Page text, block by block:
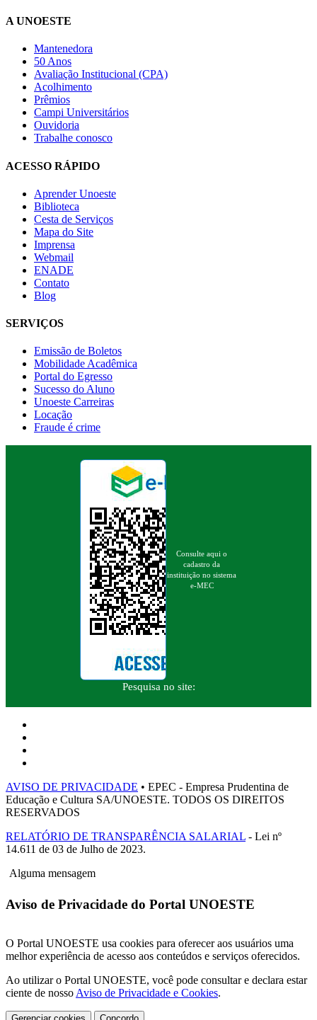
A UNOESTE
Mantenedora
50 Anos
Avaliação Institucional (CPA)
Acolhimento
Prêmios
Campi Universitários
Ouvidoria
Trabalhe conosco
ACESSO RÁPIDO
Aprender Unoeste
Biblioteca
Cesta de Serviços
Mapa do Site
Imprensa
Webmail
ENADE
Contato
Blog
SERVIÇOS
Emissão de Boletos
Mobilidade Acadêmica
Portal do Egresso
Sucesso do Aluno
Unoeste Carreiras
Locação
Fraude é crime
Consulte aqui o
cadastro da
instituição no sistema
e-MEC
Pesquisa no site:
AVISO DE PRIVACIDADE • EPEC - Empresa Prudentina de
Educação e Cultura SA/UNOESTE. TODOS OS DIREITOS
RESERVADOS
RELATÓRIO DE TRANSPARÊNCIA SALARIAL - Lei nº
14.611 de 03 de Julho de 2023.
Alguma mensagem
Aviso de Privacidade do Portal UNOESTE
O Portal UNOESTE usa cookies para oferecer aos usuários uma
melhor experiência de acesso aos conteúdos e serviços oferecidos.
Ao utilizar o Portal UNOESTE, você pode consultar e declara estar
ciente de nosso Aviso de Privacidade e Cookies.